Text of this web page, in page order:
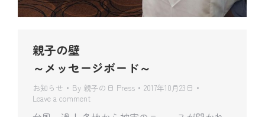
親子の壁
～メッセージボード～
お知らせ By 親子の日 Press
2017年10月23日
Leave a comment